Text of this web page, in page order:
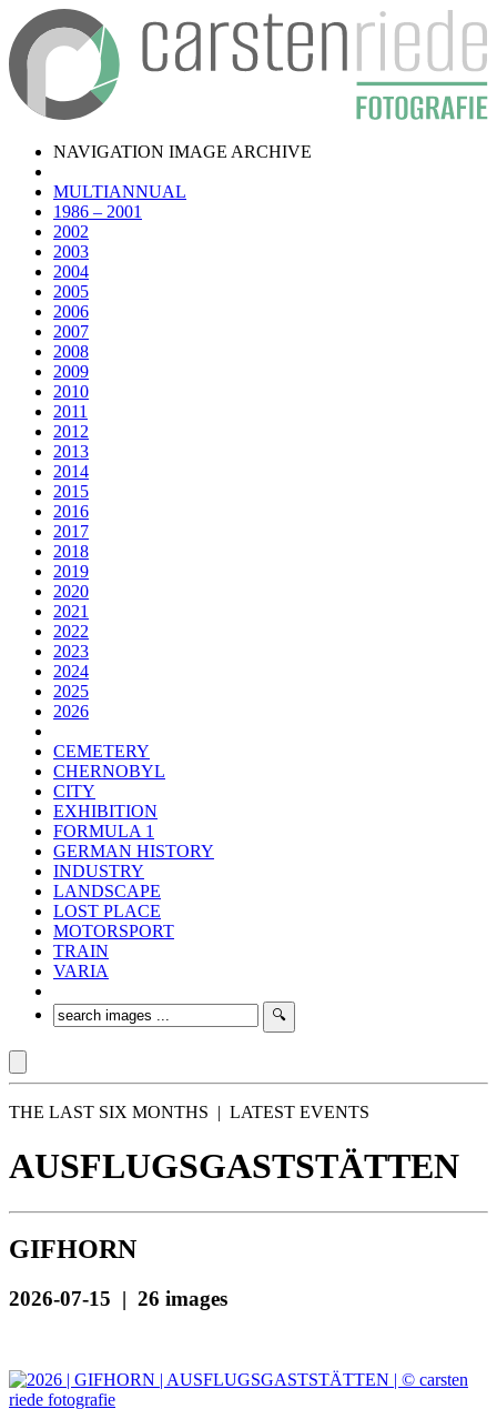
NAVIGATION IMAGE ARCHIVE
MULTIANNUAL
1986 – 2001
2002
2003
2004
2005
2006
2007
2008
2009
2010
2011
2012
2013
2014
2015
2016
2017
2018
2019
2020
2021
2022
2023
2024
2025
2026
CEMETERY
CHERNOBYL
CITY
EXHIBITION
FORMULA 1
GERMAN HISTORY
INDUSTRY
LANDSCAPE
LOST PLACE
MOTORSPORT
TRAIN
VARIA
THE LAST SIX MONTHS | LATEST EVENTS
AUSFLUGSGASTSTÄTTEN
GIFHORN
2026-07-15 | 26 images